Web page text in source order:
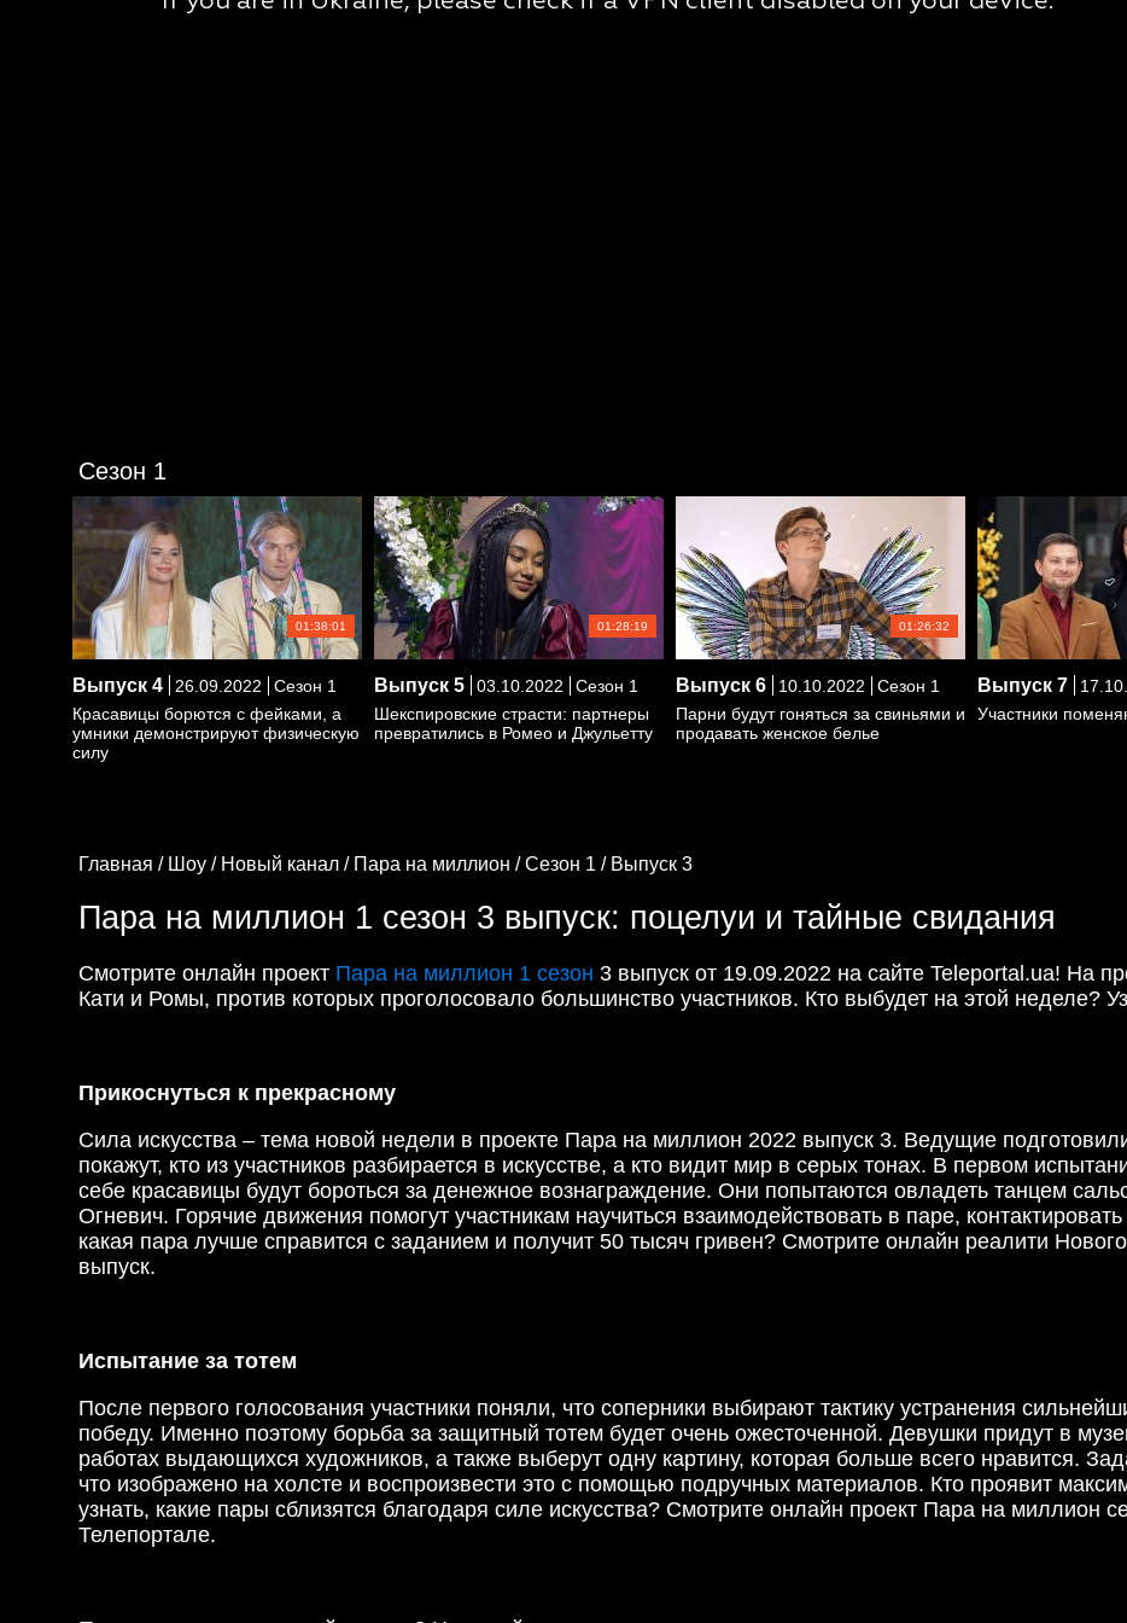
Сезон 1
01:38:01
Выпуск 4 26.09.2022
Сезон 1
Красавицы борются с фейками, а
умники демонстрируют физическую
силу
01:28:19
Выпуск 5 03.10.2022
Сезон 1
Шекспировские страсти: партнеры
превратились в Ромео и Джульетту
01:26:32
Выпуск 6 10.10.2022
Сезон 1
Парни будут гоняться за свиньями и
продавать женское белье
Выпуск 7
Участники
Главная / Шоу / Новый канал / Пара на миллион /Сезон 1 / Выпуск 3
Пара на миллион 1 сезон 3 выпуск: поцелуи и тайные свидания
Смотрите онлайн проект Пара на миллион 1 сезон 3 выпуск от 19.09.2022 на сайте Teleportal.ua! На
Кати и Ромы, против которых проголосовало большинство участников. Кто выбудет на этой неделе?
Прикоснуться к прекрасному
Сила искусства – тема новой недели в проекте Пара на миллион 2022 выпуск 3. Ведущие
покажут, кто из участников разбирается в искусстве, а кто видит мир в серых тонах. В первом
себе красавицы будут бороться за денежное вознаграждение. Они попытаются овладеть танцем
Огневич. Горячие движения помогут участникам научиться взаимодействовать в паре,
какая пара лучше справится с заданием и получит 50 тысяч гривен? Смотрите онлайн реалити
выпуск.
Испытание за тотем
После первого голосования участники поняли, что соперники выбирают тактику устранения
победу. Именно поэтому борьба за защитный тотем будет очень ожесточенной. Девушки придут в
работах выдающихся художников, а также выберут одну картину, которая больше всего нравится.
что изображено на холсте и воспроизвести это с помощью подручных материалов. Кто проявит
узнать, какие пары сблизятся благодаря силе искусства? Смотрите онлайн проект Пара на миллион
Телепортале.